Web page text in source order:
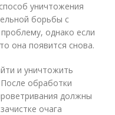
уничтожения
борьбы с
однако если
она появится снова.
и уничтожить
обработки
должны
очага